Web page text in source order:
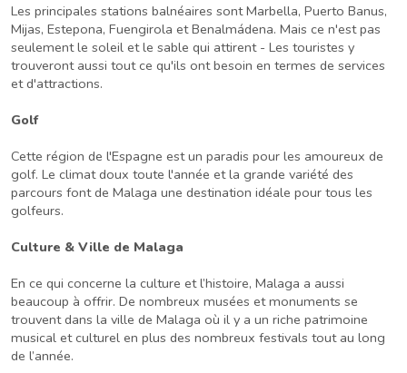
Les principales stations balnéaires sont Marbella, Puerto Banus,
Mijas, Estepona, Fuengirola et Benalmádena. Mais ce n'est pas
seulement le soleil et le sable qui attirent - Les touristes y
trouveront aussi tout ce qu'ils ont besoin en termes de services
et d'attractions.
Golf
Cette région de l'Espagne est un paradis pour les amoureux de
golf. Le climat doux toute l'année et la grande variété des
parcours font de Malaga une destination idéale pour tous les
golfeurs.
Culture & Ville de Malaga
En ce qui concerne la culture et l’histoire, Malaga a aussi
beaucoup à offrir. De nombreux musées et monuments se
trouvent dans la ville de Malaga où il y a un riche patrimoine
musical et culturel en plus des nombreux festivals tout au long
de l’année.